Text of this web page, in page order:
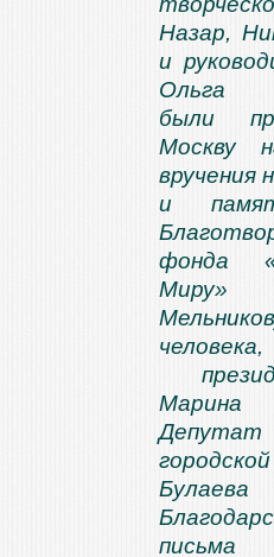
Назар,
и
Ольга
были
Москву
вручения
и
фонда